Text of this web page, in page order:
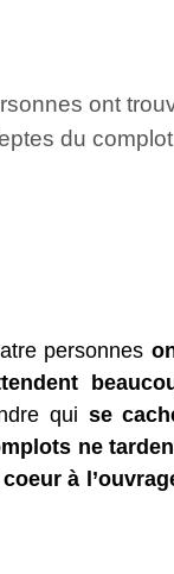
ont
du
personnes
qui se
ne
à